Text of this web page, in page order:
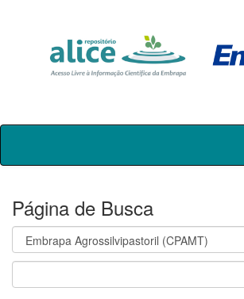
Skip
Página de Busca